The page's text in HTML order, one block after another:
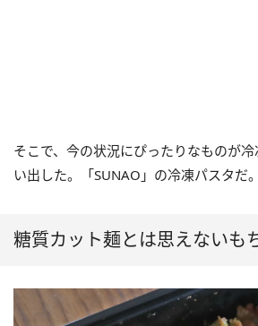
そこで、今の状況にぴったりなものが
い出した。「SUNAO」の冷凍パスタだ。
糖質カット麺とは思えないも